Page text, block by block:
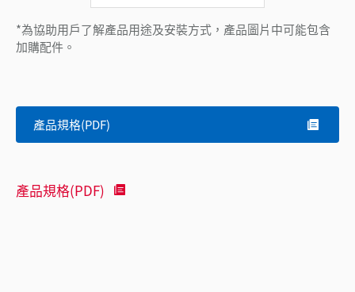
*為協助用戶了解產品用途及安裝方式，產品圖片中可能包含
加購配件。
產品規格(PDF)
產品規格(PDF)